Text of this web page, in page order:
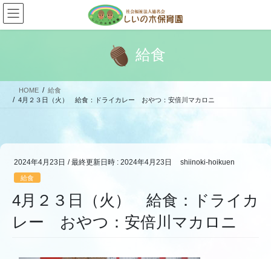
コ
ン
テ
ス
ナ
ビ
ゲ
ン
給食
HOME
給食
4月２３日（火） 給食：ドライカレー おやつ：安倍川マカロニ
2024年4月23日 / 最終更新日時 : 2024年4月23日 shiinoki-hoikuen
給食
4月２３日（火） 給食：ドライカ
レー おやつ：安倍川マカロニ